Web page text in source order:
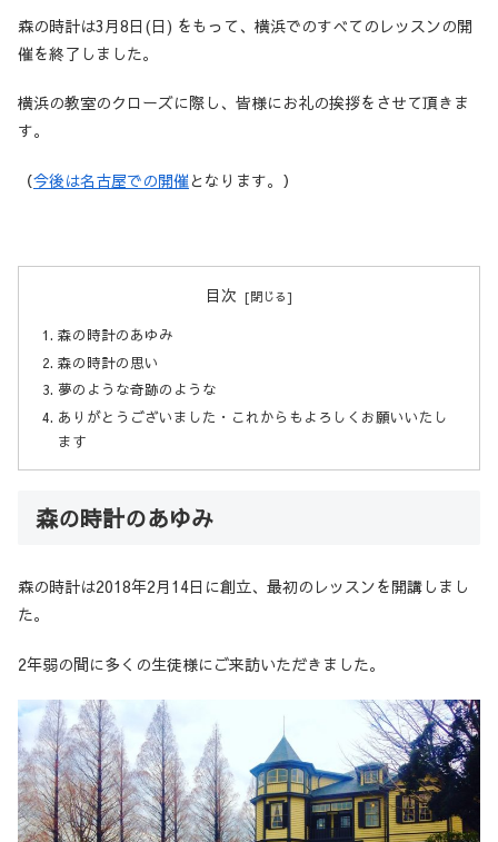
森の時計は3月8日(日) をもって、横浜でのすべてのレッスンの開
催を終了しました。
横浜の教室のクローズに際し、皆様にお礼の挨拶をさせて頂きま
す。
（今後は名古屋での開催となります。）
目次
森の時計のあゆみ
森の時計の思い
夢のような奇跡のような
ありがとうございました・これからもよろしくお願いいたし
ます
森の時計のあゆみ
森の時計は2018年2月14日に創立、最初のレッスンを開講しまし
た。
2年弱の間に多くの生徒様にご来訪いただきました。